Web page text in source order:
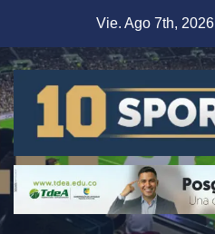
Vie. Ago 7th, 2026